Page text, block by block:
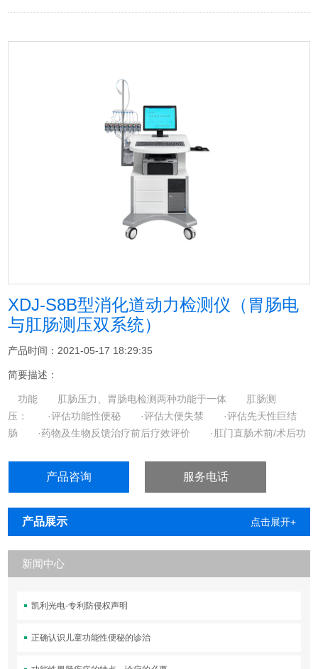
XDJ-S8B型消化道动力检测仪（胃肠电
与肛肠测压双系统）
产品时间：2021-05-17 18:29:35
简要描述：
功能 肛肠压力、胃肠电检测两种功能于一体 肛肠测
压： ·评估功能性便秘 ·评估大便失禁 ·评估先天性巨结
肠 ·药物及生物反馈治疗前后疗效评价 ·肛门直肠术前/术后功
产品咨询 服务电话
产品展示 点击展开+
新闻中心
凯利光电-专利防侵权声明
正确认识儿童功能性便秘的诊治